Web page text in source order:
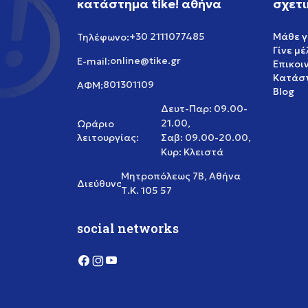
κατάστημα tike! αθήνα
Τηλέφωνο:+30 2111077485
E-mail:online@tike.gr
ΑΦΜ:801301109
Ωράριο
λειτουργίας:
Δευτ-Παρ: 09.00-
21.00,
Σαβ: 09.00-20.00,
Κυρ: Κλειστά
Διεύθυνση:
Μητροπόλεως 7Β, Αθήνα
Τ.Κ. 105 57
Μάθε
Γίνε
Blog
social networks